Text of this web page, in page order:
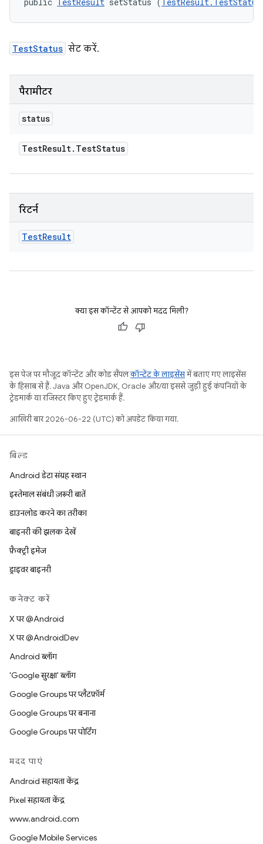
TestStatus सेट करें.
पैरामीटर
status
TestResult. TestStatus
रिटर्न
TestResult
क्या इस कॉन्टेंट से आपको मदद मिली?
इस पेज पर मौजूद कॉन्टेंट और कोड सैंपलकॉन्टेंट के लाइसेंसमें बताए गए लाइसेंस
के हिसाब से हैं. Java और OpenJDK, Oracle और/या इससे जुड़ी हुई कंपनियों के
ट्रेडमार्क या रजिस्टर किए हुए ट्रेडमार्क हैं.
आखिरी बार 2026-06-22 (UTC) को अपडेट किया गया.
बिल्ड
Android डेटा संग्रह स्थान
इस्तेमाल संबंधी ज़रूरी बातें
डाउनलोड करने का तरीका
बाइनरी की झलक देखें
फ़ैक्ट्री इमेज
ड्राइवर बाइनरी
कनेक्ट करें
X पर @Android
X पर @AndroidDev
Android ब्लॉग
'Google सुरक्षा' ब्लॉग
Google Groups पर प्लैटफ़ॉर्म
Google Groups पर बनाना
Google Groups पर पोर्टिंग
मदद पाएं
Android सहायता केंद्र
Pixel सहायता केंद्र
www.android.com
Google Mobile Services